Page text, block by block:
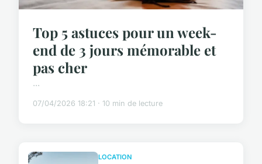
Top 5 astuces pour un week-
end de 3 jours mémorable et
pas cher
...
07/04/2026 18:21 · 10 min de lecture
LOCATION